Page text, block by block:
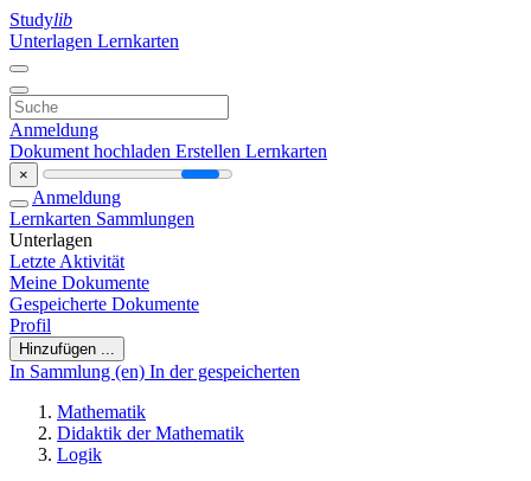
Studylib
Unterlagen Lernkarten
Anmeldung
Dokument hochladen Erstellen Lernkarten
×
Anmeldung
Lernkarten Sammlungen
Unterlagen
Letzte Aktivität
Meine Dokumente
Gespeicherte Dokumente
Profil
Hinzufügen ...
In Sammlung (en) In der gespeicherten
Mathematik
Didaktik der Mathematik
Logik